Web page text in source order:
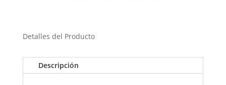
Detalles del Producto
Descripción